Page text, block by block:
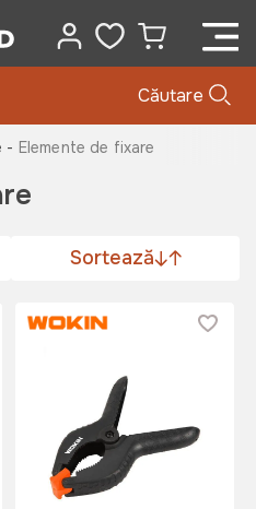
Căutare
- Elemente de fixare
Sortează